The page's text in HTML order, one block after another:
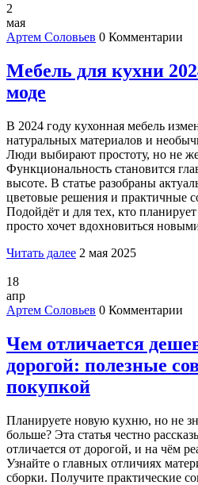
2
мая
Артем Соловьев 0 Комментарии
Мебель для кухни
моде
В 2024 году кухонная мебель
натуральных материалов и
Люди выбирают простоту, но не
Функциональность становится
высоте. В статье разобраны
цветовые решения и практичные
Подойдёт и для тех, кто
просто хочет вдохновиться
Читать далее 2 мая 2025
18
апр
Артем Соловьев 0 Комментарии
Чем отличается
дорогой: полезные
покупкой
Планируете новую кухню, но не
больше? Эта статья честно
отличается от дорогой, и на чём
Узнайте о главных отличиях
сборки. Получите практические